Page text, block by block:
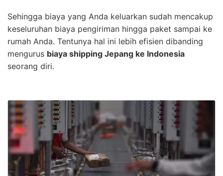
Sehingga biaya yang Anda keluarkan sudah mencakup
keseluruhan biaya pengiriman hingga paket sampai ke
rumah Anda. Tentunya hal ini lebih efisien dibanding
mengurus biaya shipping Jepang ke Indonesia
seorang diri.